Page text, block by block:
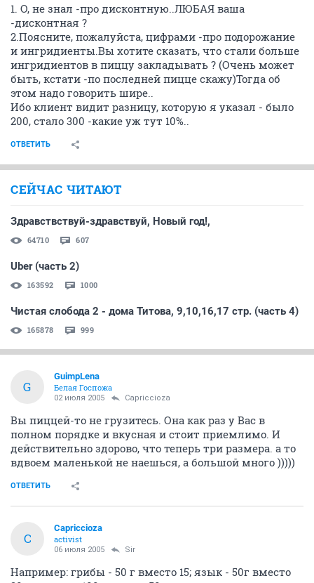
1. О, не знал -про дисконтную..ЛЮБАЯ ваша
-дисконтная ?
2.Поясните, пожалуйста, цифрами -про подорожание
и ингридиенты.Вы хотите сказать, что стали больше
ингридиентов в пиццу закладывать ? (Очень может
быть, кстати -по последней пицце скажу)Тогда об
этом надо говорить шире..
Ибо клиент видит разницу, которую я указал - было
200, стало 300 -какие уж тут 10%..
ОТВЕТИТЬ
СЕЙЧАС ЧИТАЮТ
Здравствствуй-здравствуй, Новый год!,
64710 607
Uber (часть 2)
163592 1000
Чистая слобода 2 - дома Титова, 9,10,16,17 стр. (часть 4)
165878 999
G
GuimpLena
Белая Госпожа
02 июля 2005 Capriccioza
Вы пиццей-то не грузитесь. Она как раз у Вас в
полном порядке и вкусная и стоит приемлимо. И
действительно здорово, что теперь три размера. а то
вдвоем маленькой не наешься, а большой много )))))
ОТВЕТИТЬ
C
Capriccioza
activist
06 июля 2005 Sir
Например: грибы - 50 г вместо 15; язык - 50г вместо